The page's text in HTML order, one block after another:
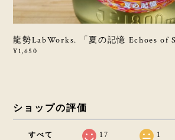
龍勢LabWorks. 「夏の記憶 Echoes
¥1,650
ショップの評価
すべて 17 1